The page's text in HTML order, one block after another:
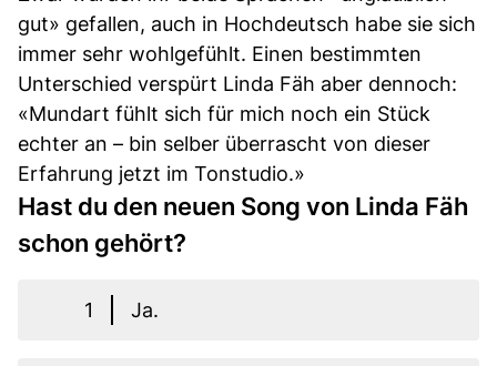
gut» gefallen, auch in Hochdeutsch habe sie sich
immer sehr wohlgefühlt. Einen bestimmten
Unterschied verspürt Linda Fäh aber dennoch:
«Mundart fühlt sich für mich noch ein Stück
echter an – bin selber überrascht von dieser
Erfahrung jetzt im Tonstudio.»
Hast du den neuen Song von Linda Fäh
schon gehört?
1 Ja.